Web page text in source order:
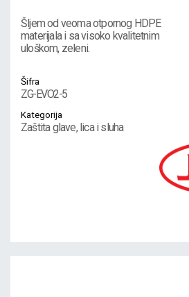
Šljem od veoma otpornog HDPE
materijala i sa visoko kvalitetnim
uloškom, zeleni.
Šifra
ZG-EVO2-5
Kategorija
Zaštita glave, lica i sluha